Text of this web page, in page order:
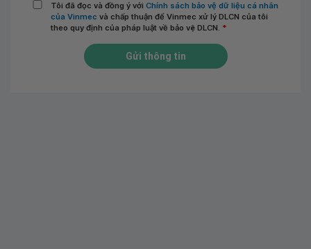
Tôi đã đọc và đồng ý với Chính sách bảo vệ dữ liệu cá nhân
của Vinmec và chấp thuận để Vinmec xử lý DLCN của tôi
theo quy định của pháp luật về bảo vệ DLCN. *
Gửi thông tin